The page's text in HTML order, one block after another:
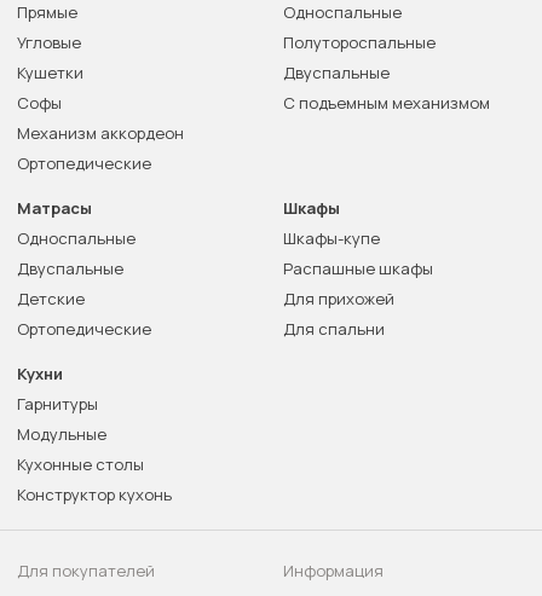
Прямые
Угловые
Кушетки
Софы
Механизм аккордеон
Ортопедические
Односпальные
Полутороспальные
Двуспальные
С подъемным механизмом
Матрасы
Односпальные
Двуспальные
Детские
Ортопедические
Шкафы
Шкафы-купе
Распашные шкафы
Для прихожей
Для спальни
Кухни
Гарнитуры
Модульные
Кухонные столы
Конструктор кухонь
Для покупателей
Информация